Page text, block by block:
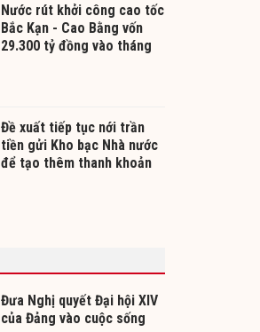
Nước rút khởi công cao tốc
Bắc Kạn - Cao Bằng vốn
29.300 tỷ đồng vào tháng
Đề xuất tiếp tục nới trần
tiền gửi Kho bạc Nhà nước
để tạo thêm thanh khoản
Đưa Nghị quyết Đại hội XIV
của Đảng vào cuộc sống